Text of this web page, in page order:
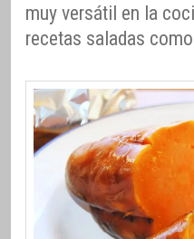
muy versátil en la
recetas saladas